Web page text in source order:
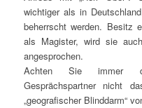
wichtiger als in
beherrscht werden. Besitz
als Magister, wird sie
angesprochen.
Achten Sie immer
Gesprächspartner nicht
„geografischer Blinddarm“